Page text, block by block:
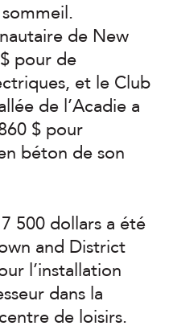
de New
pour de
et le Club
de l’Acadie a
$ pour
béton de son
500 dollars a été
and District
l’installation
dans la
de loisirs.